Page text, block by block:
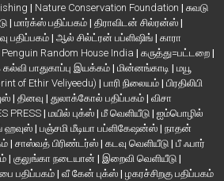
| Nature Conservation Foundation | சுவடு
| மார்க்ஸ் பதிப்பகம் | திராவிடன் சில்ரன்ஸ் |
பதிப்பகம்| ஆல் சில்ட்ரன் பப்ளிஷிங் | காரா
Penguin Random House India | கருத்து=பட்டறை |
பாதுகாப்பு இயக்கம் | மின்னங்காடி | மயூ
of Ethir Veliyeedu) | பாரி நிலையம் | பிரதிலிபி
| தினவு | துலாக்கோல் பதிப்பகம் | விசா
PRESS | மயில் புக்ஸ் | மீ வெளியீடு | ஐம்பொழில்
ஹவுஸ் | பஞ்சமி மீடியா பப்ளிகேஷன்ஸ் | நாதன்
| சாஸ்வத் பிரிண்டர்ஸ் | கடவு வெளியீடு | பீ ஃபார்
| குலுங்கா நடையான் | இறைவி வெளியீடு |
பதிப்பகம்| வீ கேன் புக்ஸ் | ழகரச்சிறகு பதிப்பகம்